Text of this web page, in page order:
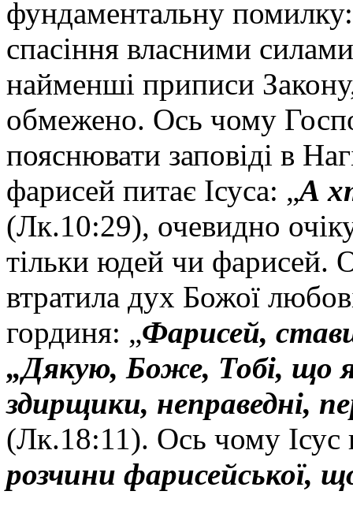
фундаментальну
спасіння власними
найменші приписи
обмежено. Ось чому
пояснювати заповіді в
фарисей питає Ісуса: „А
(Лк.10:29), очевидно
тільки юдей чи фарисей.
втратила дух Божої
гординя: „Фарисей,
„Дякую, Боже, Тобі, що
здирщики, неправедні,
(Лк.18:11). Ось чому Ісус
розчини фарисейської,